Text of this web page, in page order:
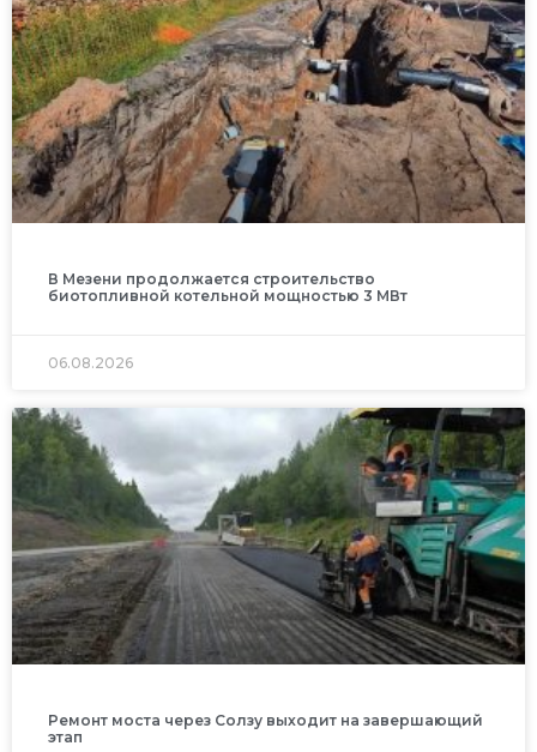
В Мезени продолжается строительство
биотопливной котельной мощностью 3 МВт
06.08.2026
Ремонт моста через Солзу выходит на завершающий
этап